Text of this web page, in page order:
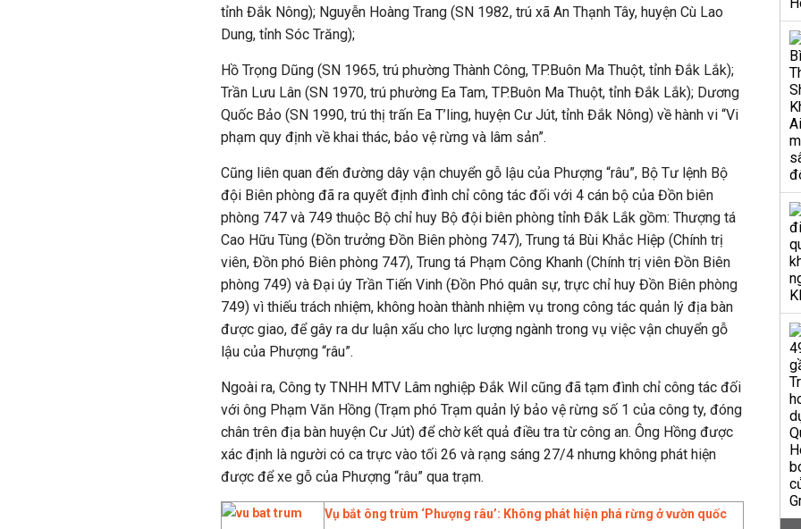
tỉnh Đắk Nông); Nguyễn Hoàng Trang (SN 1982, trú xã An Thạnh Tây, huyện Cù Lao
Dung, tỉnh Sóc Trăng);
Hồ Trọng Dũng (SN 1965, trú phường Thành Công, TP.Buôn Ma Thuột, tỉnh Đắk Lắk);
Trần Lưu Lân (SN 1970, trú phường Ea Tam, TP.Buôn Ma Thuột, tỉnh Đắk Lắk); Dương
Quốc Bảo (SN 1990, trú thị trấn Ea T’ling, huyện Cư Jút, tỉnh Đắk Nông) về hành vi “Vi
phạm quy định về khai thác, bảo vệ rừng và lâm sản”.
Cũng liên quan đến đường dây vận chuyển gỗ lậu của Phượng “râu”, Bộ Tư lệnh Bộ
đội Biên phòng đã ra quyết định đình chỉ công tác đối với 4 cán bộ của Đồn biên
phòng 747 và 749 thuộc Bộ chỉ huy Bộ đội biên phòng tỉnh Đắk Lắk gồm: Thượng tá
Cao Hữu Tùng (Đồn trưởng Đồn Biên phòng 747), Trung tá Bùi Khắc Hiệp (Chính trị
viên, Đồn phó Biên phòng 747), Trung tá Phạm Công Khanh (Chính trị viên Đồn Biên
phòng 749) và Đại úy Trần Tiến Vinh (Đồn Phó quân sự, trực chỉ huy Đồn Biên phòng
749) vì thiếu trách nhiệm, không hoàn thành nhiệm vụ trong công tác quản lý địa bàn
được giao, để gây ra dư luận xấu cho lực lượng ngành trong vụ việc vận chuyển gỗ
lậu của Phượng “râu”.
Ngoài ra, Công ty TNHH MTV Lâm nghiệp Đắk Wil cũng đã tạm đình chỉ công tác đối
với ông Phạm Văn Hồng (Trạm phó Trạm quản lý bảo vệ rừng số 1 của công ty, đóng
chân trên địa bàn huyện Cư Jút) để chờ kết quả điều tra từ công an. Ông Hồng được
xác định là người có ca trực vào tối 26 và rạng sáng 27/4 nhưng không phát hiện
được để xe gỗ của Phượng “râu” qua trạm.
Vụ bắt ông trùm ‘Phượng râu’: Không phát hiện phá rừng ở vườn quốc